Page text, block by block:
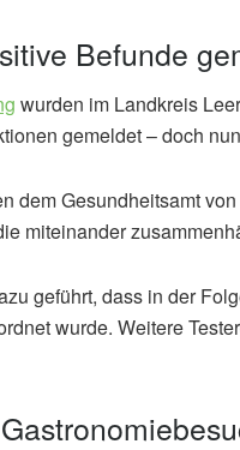
Befunde
wurden im Landkreis
gemeldet – doch
dem Gesundheitsamt
miteinander
geführt, dass in der
wurde. Weitere